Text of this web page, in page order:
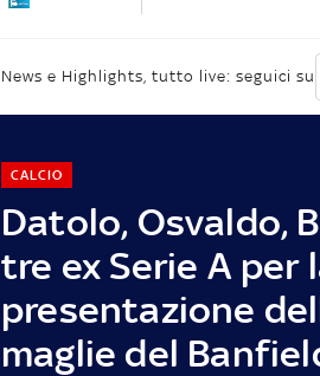
News e Highlights, tutto live: seguici su
Datolo, Osvaldo,
tre ex Serie A per
presentazione
maglie del
CALCIO